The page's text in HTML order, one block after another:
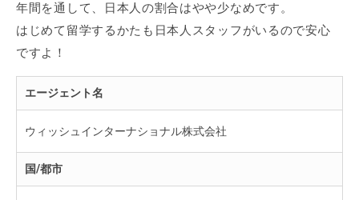
年間を通して、日本人の割合はやや少なめです。
はじめて留学するかたも日本人スタッフがいるので安心
ですよ！
エージェント名
ウィッシュインターナショナル株式会社
国/都市